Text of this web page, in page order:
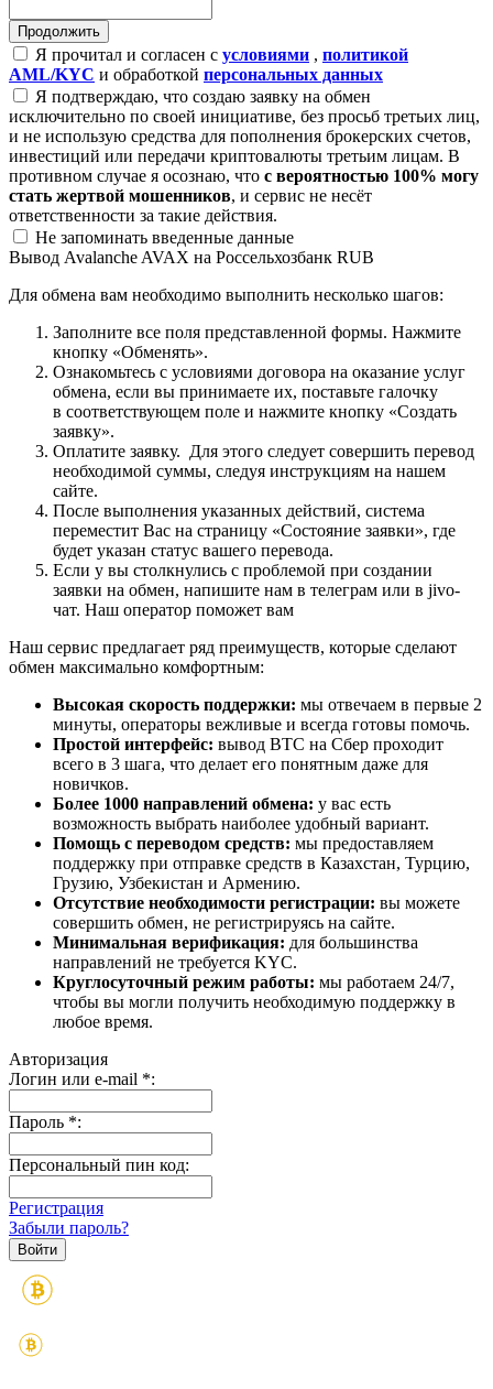
Я прочитал и согласен с условиями , политикой
AML/KYC и обработкой персональных данных
Я подтверждаю, что создаю заявку на обмен
исключительно по своей инициативе, без просьб третьих лиц,
и не использую средства для пополнения брокерских счетов,
инвестиций или передачи криптовалюты третьим лицам. В
противном случае я осознаю, что с вероятностью 100% могу
стать жертвой мошенников, и сервис не несёт
ответственности за такие действия.
Не запоминать введенные данные
Вывод Avalanche AVAX на Россельхозбанк RUB
Для обмена вам необходимо выполнить несколько шагов:
Заполните все поля представленной формы. Нажмите
кнопку «Обменять».
Ознакомьтесь с условиями договора на оказание услуг
обмена, если вы принимаете их, поставьте галочку
в соответствующем поле и нажмите кнопку «Создать
заявку».
Оплатите заявку. Для этого следует совершить перевод
необходимой суммы, следуя инструкциям на нашем
сайте.
После выполнения указанных действий, система
переместит Вас на страницу «Состояние заявки», где
будет указан статус вашего перевода.
Если у вы столкнулись с проблемой при создании
заявки на обмен, напишите нам в телеграм или в jivo-
чат. Наш оператор поможет вам
Наш сервис предлагает ряд преимуществ, которые сделают
обмен максимально комфортным:
Высокая скорость поддержки: мы отвечаем в первые 2
минуты, операторы вежливые и всегда готовы помочь.
Простой интерфейс: вывод BTC на Сбер проходит
всего в 3 шага, что делает его понятным даже для
новичков.
Более 1000 направлений обмена: у вас есть
возможность выбрать наиболее удобный вариант.
Помощь с переводом средств: мы предоставляем
поддержку при отправке средств в Казахстан, Турцию,
Грузию, Узбекистан и Армению.
Отсутствие необходимости регистрации: вы можете
совершить обмен, не регистрируясь на сайте.
Минимальная верификация: для большинства
направлений не требуется KYC.
Круглосуточный режим работы: мы работаем 24/7,
чтобы вы могли получить необходимую поддержку в
любое время.
Авторизация
Логин или e-mail *:
Пароль *:
Персональный пин код:
Регистрация
Забыли пароль?